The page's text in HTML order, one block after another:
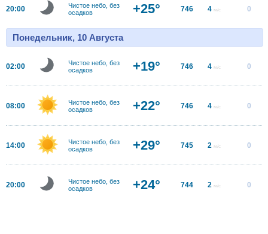
20:00
Чистое небо, без
осадков
+25° 746 4 м/с 0
Понедельник, 10 Августа
02:00
Чистое небо, без
осадков
+19° 746 4 м/с 0
08:00
Чистое небо, без
осадков
+22° 746 4 м/с 0
14:00
Чистое небо, без
осадков
+29° 745 2 м/с 0
20:00
Чистое небо, без
осадков
+24° 744 2 м/с 0